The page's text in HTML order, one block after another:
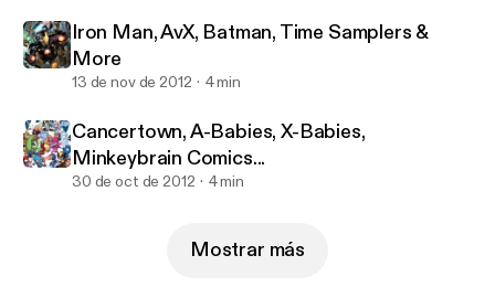
Iron Man, AvX, Batman, Time Samplers &
More
13 de nov de 2012 4 min
Cancertown, A-Babies, X-Babies,
Minkeybrain Comics...
30 de oct de 2012 4 min
Mostrar más